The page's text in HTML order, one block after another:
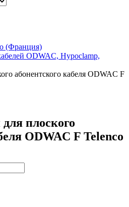
(Франция)
ODWAC, Hypoclamp,
абонентского кабеля ODWAC F
плоского
ODWAC F Telenco